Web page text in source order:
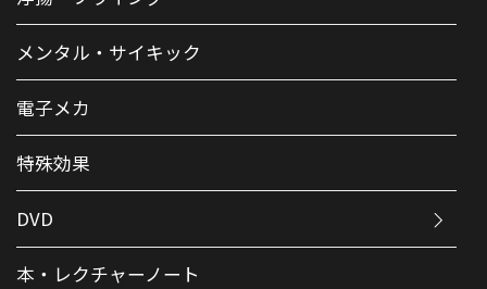
メンタル・サイキック
電子メカ
特殊効果
DVD
本・レクチャーノート